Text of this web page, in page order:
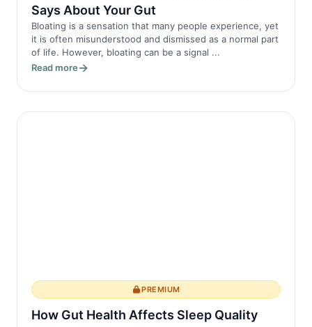
Says About Your Gut
Bloating is a sensation that many people experience, yet
it is often misunderstood and dismissed as a normal part
of life. However, bloating can be a signal ...
Read more
PREMIUM
How Gut Health Affects Sleep Quality